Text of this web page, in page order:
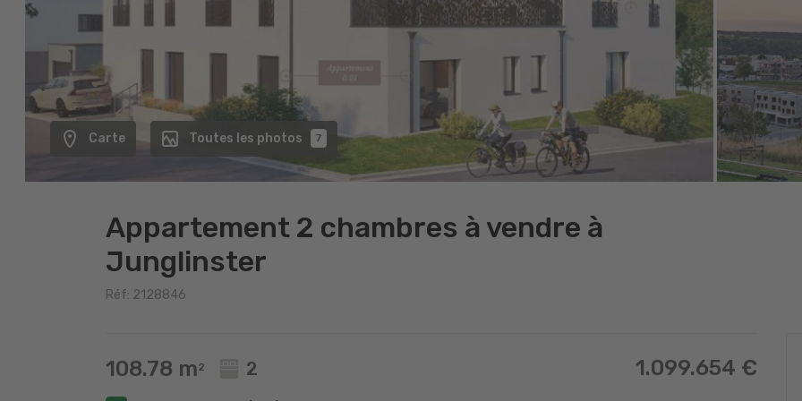
Carte Toutes les photos 7
Appartement 2 chambres à vendre à
Junglinster
Réf: 2128846
1.099.654 €
108.78 m2 2